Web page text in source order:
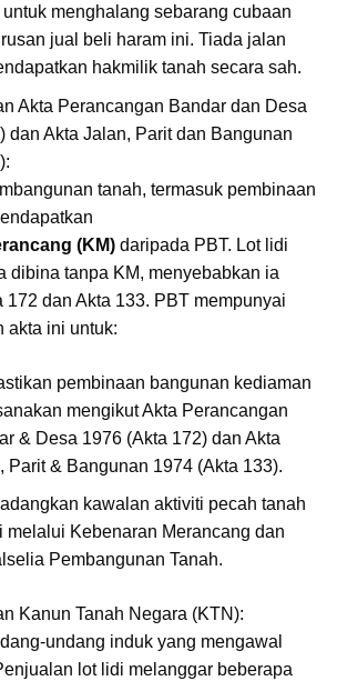
menghalang sebarang cubaan
jual beli haram ini. Tiada jalan
hakmilik tanah secara sah.
Akta Perancangan Bandar dan Desa
dan Akta Jalan, Parit dan Bangunan
tanah, termasuk pembinaan
(KM)daripada PBT. Lot lidi
dibina tanpa KM, menyebabkan ia
172 dan Akta 133. PBT mempunyai
akta ini untuk:
pembinaan bangunan kediaman
mengikut Akta Perancangan
& Desa 1976 (Akta 172) dan Akta
Parit & Bangunan 1974 (Akta 133).
kawalan aktiviti pecah tanah
melalui Kebenaran Merancang dan
Pembangunan Tanah.
Kanun Tanah Negara (KTN):
undang induk yang mengawal
lot lidi melanggar beberapa